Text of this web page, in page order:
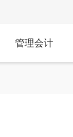
管理会计